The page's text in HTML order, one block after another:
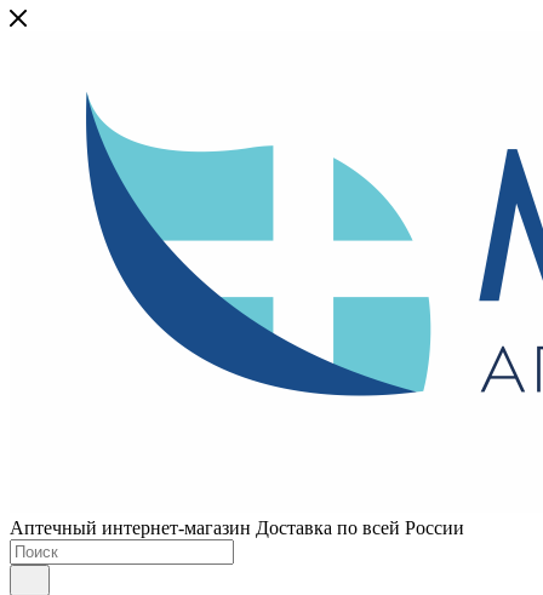
Аптечный интернет-магазин Доставка по всей России